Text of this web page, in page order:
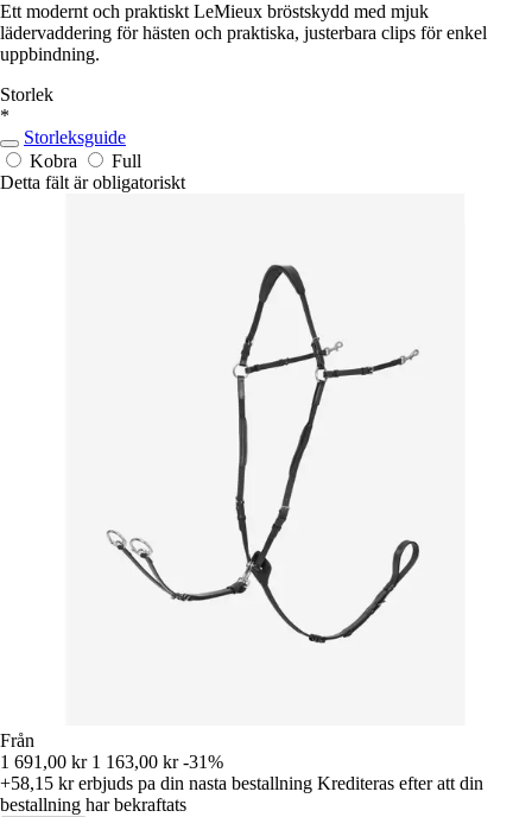
Ett modernt och praktiskt LeMieux bröstskydd med mjuk
lädervaddering för hästen och praktiska, justerbara clips för enkel
uppbindning.
Storlek
*
Storleksguide
Kobra
Full
Detta fält är obligatoriskt
Från
1 691,00 kr 1 163,00 kr -31%
+58,15 krerbjuds pa din nasta bestallning Krediteras efter att din
bestallning har bekraftats